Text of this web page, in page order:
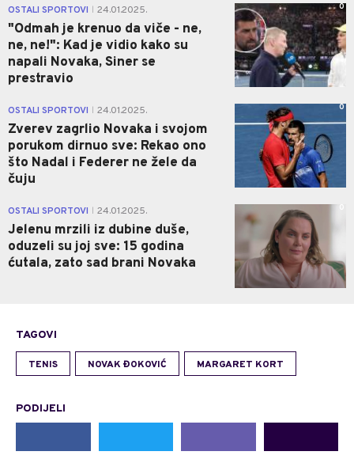
OSTALI SPORTOVI 24.01.2025.
"Odmah je krenuo da viče - ne,
ne, ne!": Kad je vidio kako su
napali Novaka, Siner se
prestravio
0
OSTALI SPORTOVI 24.01.2025.
Zverev zagrlio Novaka i svojom
porukom dirnuo sve: Rekao ono
što Nadal i Federer ne žele da
čuju
0
OSTALI SPORTOVI 24.01.2025.
Jelenu mrzili iz dubine duše,
oduzeli su joj sve: 15 godina
ćutala, zato sad brani Novaka
TAGOVI
TENIS NOVAK ĐOKOVIĆ MARGARET KORT
PODIJELI